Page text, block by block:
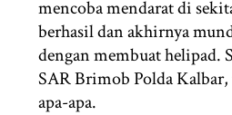
mencoba mendarat di
berhasil dan akhirnya
dengan membuat helipad.
SAR Brimob Polda
apa-apa.